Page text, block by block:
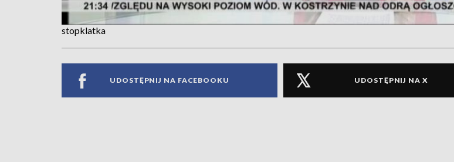
stopklatka
UDOSTĘPNIJ NA FACEBOOKU UDOSTĘPNIJ NA X